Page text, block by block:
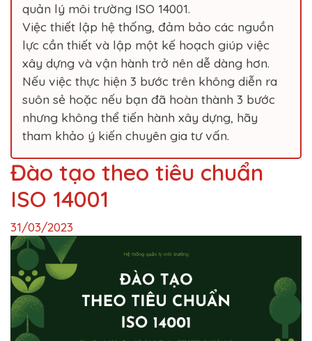
quản lý môi trường ISO 14001.
Việc thiết lập hệ thống, đảm bảo các nguồn
lực cần thiết và lập một kế hoạch giúp việc
xây dựng và vận hành trở nên dễ dàng hơn.
Nếu việc thực hiện 3 bước trên không diễn ra
suôn sẻ hoặc nếu bạn đã hoàn thành 3 bước
nhưng không thể tiến hành xây dựng, hãy
tham khảo ý kiến ​​​​chuyên gia tư vấn.
Đào tạo theo tiêu chuẩn
ISO 14001
31/03/2023